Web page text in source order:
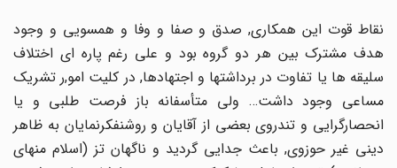
نقاط قوت این همکارى, صدق و صفا و وفا و همسویى و وجود
هدف مشترک بین هر دو گروه بود و على رغم پاره اى اختلاف
سلیقه ها یا تفاوت در برداشتها و اجتهادها, در کلیت امو,ر تشریک
مساعى وجود داشت… ولى متأسفانه باز فرصت طلبى و یا
انحصارگرایى و تندروى بعضى از آقایان و روشنفکرنمایان به ظاهر
دینى غیر حوزوى, باعث جدایى گردید و ناگهان تز (اسلام منهاى